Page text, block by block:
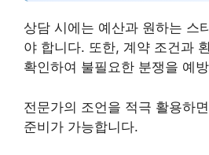
상담 시에는 예산과 원하는 스
야 합니다. 또한, 계약 조건과
확인하여 불필요한 분쟁을 예
전문가의 조언을 적극 활용하
준비가 가능합니다.